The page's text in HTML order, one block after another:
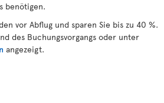
benötigen.
vor Abflug und sparen Sie bis zu 40 %.
des Buchungsvorgangs oder unter
angezeigt.